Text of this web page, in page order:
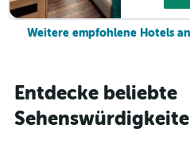
Weitere empfohlene Hotels
Entdecke beliebte